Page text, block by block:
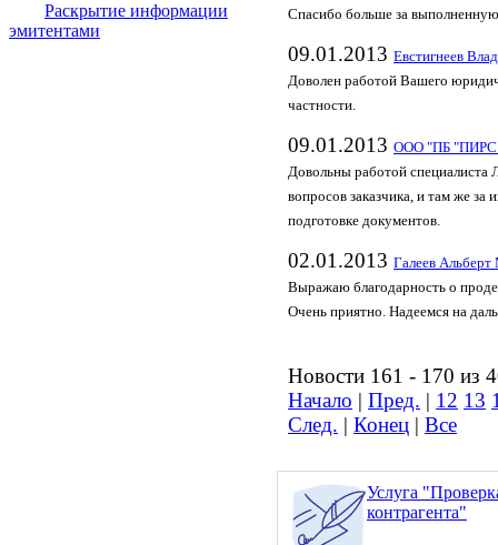
Раскрытие информации
эмитентами
Спасибо больше за
09.01.2013 Евстигнеев
Доволен работой Вашего
частности.
09.01.2013 ООО "ПБ
Довольны работой специалиста
вопросов заказчика, и там же
подготовке документов.
02.01.2013 Галеев
Выражаю благодарность о
Очень приятно. Надеемся на
Новости 161 - 170 из
Начало | Пред. | 12 13
След. | Конец | Все
Услуга
контрагента"